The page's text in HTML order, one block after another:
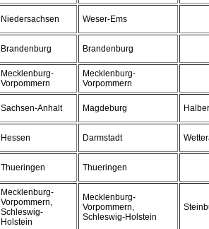
Niedersachsen Weser-Ems
Brandenburg Brandenburg
Mecklenburg-
Vorpommern
Mecklenburg-
Vorpommern
Sachsen-Anhalt Magdeburg
Hessen Darmstadt
Thueringen Thueringen
Mecklenburg-
Vorpommern,
Schleswig-
Holstein
Mecklenburg-
Vorpommern,
Schleswig-Holstein